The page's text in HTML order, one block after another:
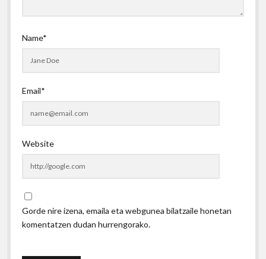
Name*
Email*
Website
Gorde nire izena, emaila eta webgunea bilatzaile honetan
komentatzen dudan hurrengorako.